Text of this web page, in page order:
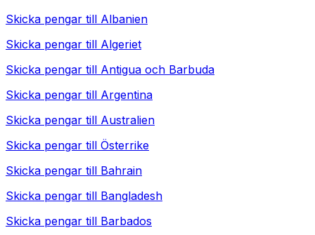
Skicka pengar till Albanien
Skicka pengar till Algeriet
Skicka pengar till Antigua och Barbuda
Skicka pengar till Argentina
Skicka pengar till Australien
Skicka pengar till Österrike
Skicka pengar till Bahrain
Skicka pengar till Bangladesh
Skicka pengar till Barbados